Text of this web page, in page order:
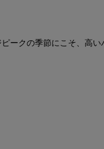
ークの季節にこそ、高い